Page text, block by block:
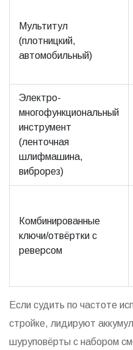
Мультитул
(плотницкий,
автомобильный)
Электро-
многофункциональный
инструмент
(ленточная
шлифмашина,
виброрез)
Комбинированные
ключи/отвёртки с
реверсом
Если судить по частоте
стройке, лидируют
шуруповёрты с набором